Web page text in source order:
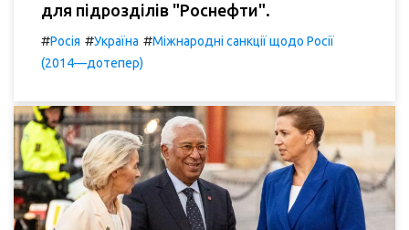
для підрозділів "Роснефти".
#Росія #Україна #Міжнародні санкції щодо Росії
(2014—дотепер)